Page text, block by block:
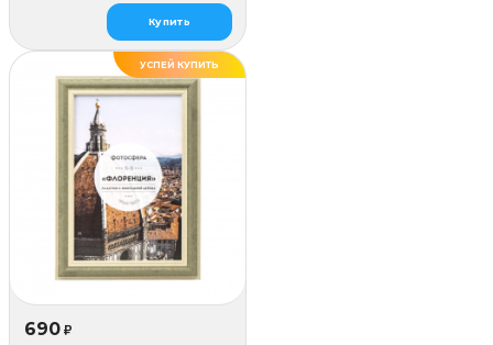
Купить
УСПЕЙ КУПИТЬ
ДЕЛАЕМ САМИ
690 ₽